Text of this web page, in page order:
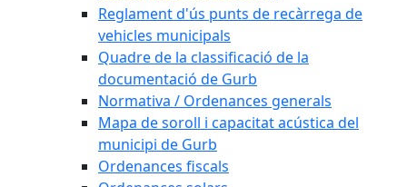
Reglament d'ús punts de recàrrega de
vehicles municipals
Quadre de la classificació de la
documentació de Gurb
Normativa / Ordenances generals
Mapa de soroll i capacitat acústica del
municipi de Gurb
Ordenances fiscals